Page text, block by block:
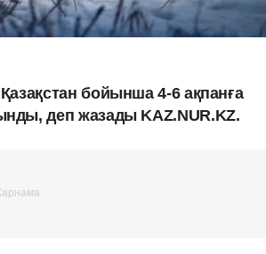
бойынша 4-6 ақпанға
деп жазады KAZ.NUR.KZ.